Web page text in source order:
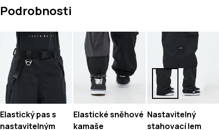
Podrobnosti
Elastický pas s
nastavitelným
Elastické sněhové
kamaše
Nastavitelný
stahovací lem